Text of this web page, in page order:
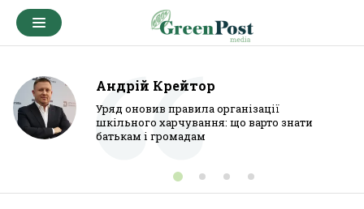
Андрій Крейтор
Уряд оновив правила організації
шкільного харчування: що варто знати
батькам і громадам